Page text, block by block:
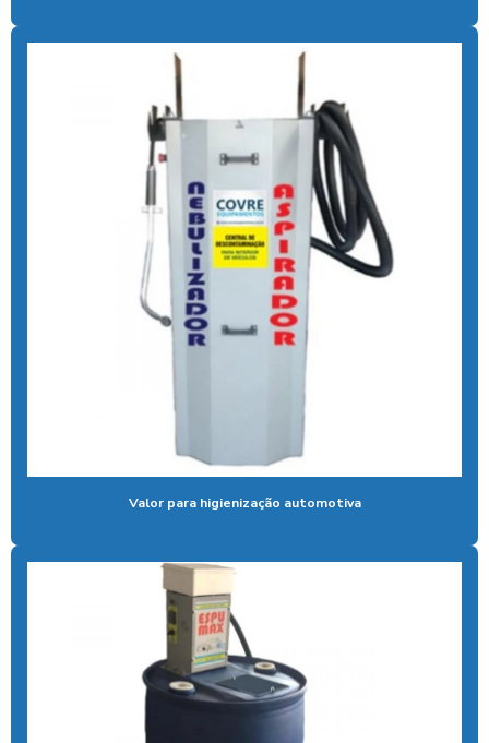
Aspirador self service fichas
Aspirador self service moedas
Aspirador self service onde encontrar
Aspirador self service pagamento pix
Aspirador self service com pix
Aspirador self service pix preço
Aspirador self service para postos com pix
Bomba de alta pressão com controle remoto
Bomba para lavar caminhão
Calibrador pneu moedeiro
Calibrador de pneus com pagamento via pix
Chuveiro tarifador pix
Valor para higienização automotiva